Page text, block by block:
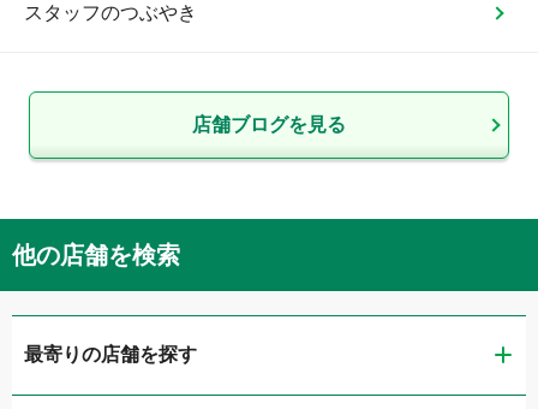
スタッフのつぶやき
店舗ブログを見る
他の店舗を検索
最寄りの店舗を探す